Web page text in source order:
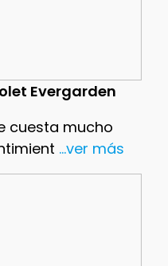
Evergarden
cuesta mucho
...ver más